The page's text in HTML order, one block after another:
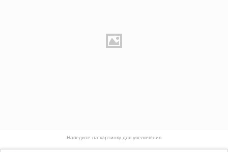
Наведите на картинку для увеличения